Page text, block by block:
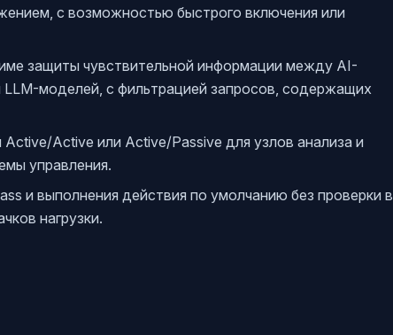
с возможностью быстрого включения или
защиты чувствительной информации между AI-
моделей, с фильтрацией запросов, содержащих
Active или Active/Passive для узлов анализа и
управления.
и выполнения действия по умолчанию без проверки в
нагрузки.